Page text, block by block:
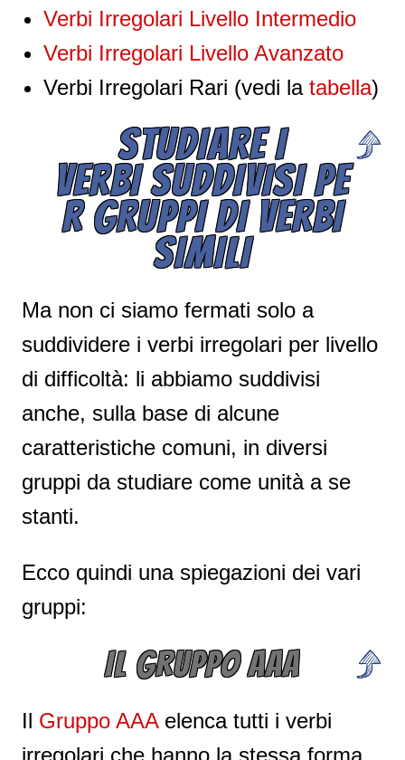
Verbi Irregolari Livello Intermedio
Verbi Irregolari Livello Avanzato
Verbi Irregolari Rari (vedi la tabella)
STUDIARE I
VERBI SUDDIVISI PE
R GRUPPI DI VERBI
SIMILI
Ma non ci siamo fermati solo a
suddividere i verbi irregolari per livello
di difficoltà: li abbiamo suddivisi
anche, sulla base di alcune
caratteristiche comuni, in diversi
gruppi da studiare come unità a se
stanti.
Ecco quindi una spiegazioni dei vari
gruppi:
IL GRUPPO AAA
Il Gruppo AAAelenca tutti i verbi
irregolari che hanno la stessa forma